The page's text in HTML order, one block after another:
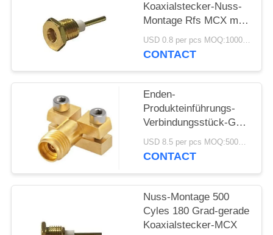
Koaxialstecker-Nuss-
Montage Rfs MCX mit
Mikrostreifen
USD 0.8 per pcs MOQ:1000 PC
CONTACT
Enden-
Produkteinführungs-
Verbindungsstück-Gold
40GHz 2.92mm
gerades überzogen für
USD 8.5 per pcs MOQ:500PCS
CONTACT
Nuss-Montage 500
Cyles 180 Grad-gerade
Koaxialstecker-MCX